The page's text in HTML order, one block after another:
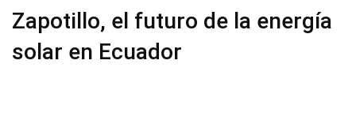
Zapotillo, el futuro de la energía
solar en Ecuador